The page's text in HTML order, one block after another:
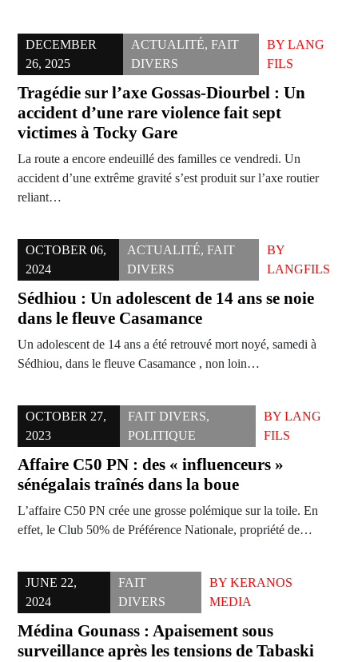
DECEMBER
26, 2025
ACTUALITÉ,FAIT
DIVERS
BY LANG
FILS
Tragédie sur l’axe Gossas-Diourbel : Un
accident d’une rare violence fait sept
victimes à Tocky Gare
La route a encore endeuillé des familles ce vendredi. Un
accident d’une extrême gravité s’est produit sur l’axe routier
reliant…
OCTOBER 06,
2024
ACTUALITÉ,FAIT
DIVERS
BY
LANGFILS
Sédhiou : Un adolescent de 14 ans se noie
dans le fleuve Casamance
Un adolescent de 14 ans a été retrouvé mort noyé, samedi à
Sédhiou, dans le fleuve Casamance , non loin…
OCTOBER 27,
2023
FAIT DIVERS,
POLITIQUE
BYLANG
FILS
Affaire C50 PN : des « influenceurs »
sénégalais traînés dans la boue
L’affaire C50 PN crée une grosse polémique sur la toile. En
effet, le Club 50% de Préférence Nationale, propriété de…
JUNE 22,
2024
FAIT
DIVERS
BY KERANOS
MEDIA
Médina Gounass : Apaisement sous
surveillance après les tensions de Tabaski